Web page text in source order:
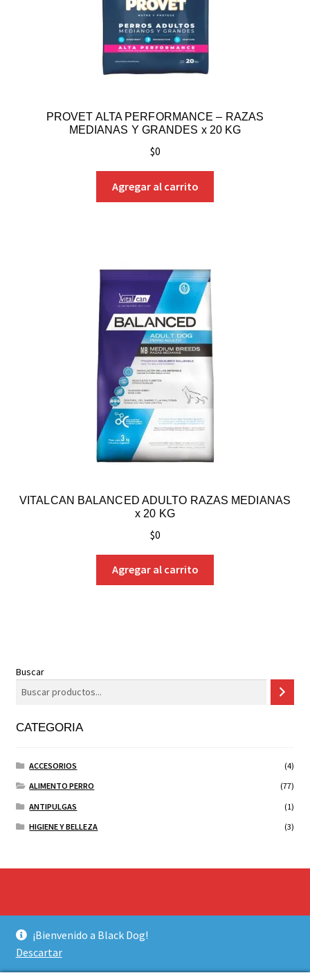
¡Bienvenido a Black Dog!
Descartar
PROVET ALTA PERFORMANCE – RAZAS
MEDIANAS Y GRANDES x 20 KG
$0
Agregar al carrito
VITALCAN BALANCED ADULTO RAZAS MEDIANAS
x 20 KG
$0
Agregar al carrito
Buscar
CATEGORIA
ACCESORIOS
(4)
ALIMENTO PERRO
(77)
ANTIPULGAS
(1)
HIGIENE Y BELLEZA
(3)
Construido con WooCommerce